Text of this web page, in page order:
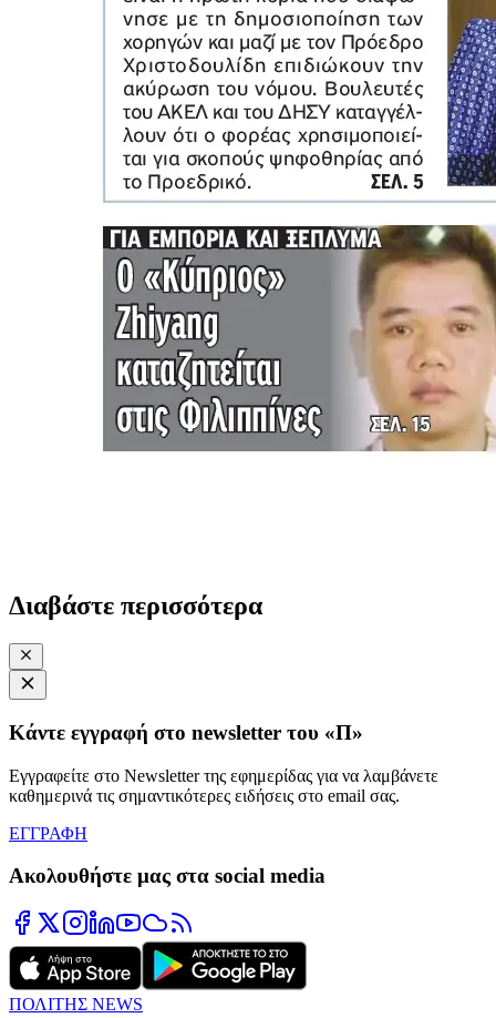
Διαβάστε περισσότερα
Κάντε εγγραφή στο newsletter του «Π»
Εγγραφείτε στο Newsletter της εφημερίδας για να λαμβάνετε
καθημερινά τις σημαντικότερες ειδήσεις στο email σας.
ΕΓΓΡΑΦΗ
Ακολουθήστε μας στα social media
ΠΟΛΙΤΗΣ NEWS